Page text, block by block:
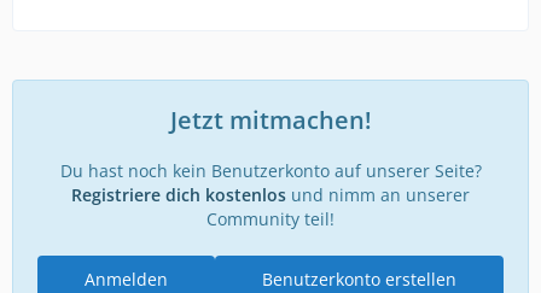
Jetzt mitmachen!
Du hast noch kein Benutzerkonto auf unserer Seite?
Registriere dich kostenlos und nimm an unserer
Community teil!
Benutzerkonto erstellen
Anmelden